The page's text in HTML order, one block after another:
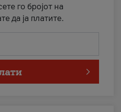
го бројот на
да ја платите.